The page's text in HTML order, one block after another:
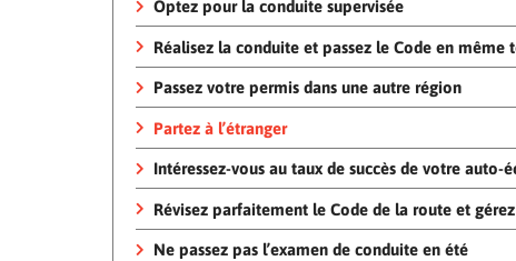
Optez pour la conduite supervisée
Réalisez la conduite et passez le Code en même
Passez votre permis dans une autre région
Partez à l’étranger
Intéressez-vous au taux de succès de votre auto-
Révisez parfaitement le Code de la route et
Ne passez pas l’examen de conduite en été